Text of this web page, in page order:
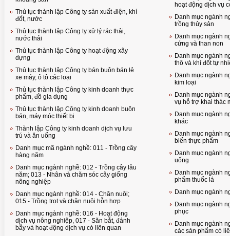
Thủ tục thành lập Công ty sản xuất điện, khí
đốt, nước
Thủ tục thành lập Công ty xử lý rác thải,
nước thải
Thủ tục thành lập Công ty hoạt động xây
dựng
Thủ tục thành lập Công ty bán buôn bán lẻ
xe máy, ô tô các loại
Thủ tục thành lập Công ty kinh doanh thực
phẩm, đồ gia dụng
Thủ tục thành lập Công ty kinh doanh buôn
bán, máy móc thiết bị
Thành lập Công ty kinh doanh dịch vụ lưu
trú và ăn uống
Danh mục mã ngành nghề: 011 - Trồng cây
hàng năm
Danh mục ngành nghề: 012 - Trồng cây lâu
năm; 013 - Nhân và chăm sóc cây giống
nông nghiệp
Danh mục ngành nghề: 014 - Chăn nuôi;
015 - Trồng trọt và chăn nuôi hỗn hợp
Danh mục ngành nghề: 016 - Hoạt động
dịch vụ nông nghiệp, 017 - Săn bắt, đánh
bẫy và hoạt động dịch vụ có liên quan
hoạt động dịch vụ
Danh mục ngành
trồng thủy sản
Danh mục ngành
cứng và than non
Danh mục ngành
thô và khí đốt tự
Danh mục ngành
kim loại
Danh mục ngành
vụ hỗ trợ khai thác
Danh mục ngành
khác
Danh mục ngành
biến thực phẩm
Danh mục ngành
uống
Danh mục ngành
phẩm thuốc lá
Danh mục ngành
Danh mục ngành
phục
Danh mục ngành
các sản phẩm có